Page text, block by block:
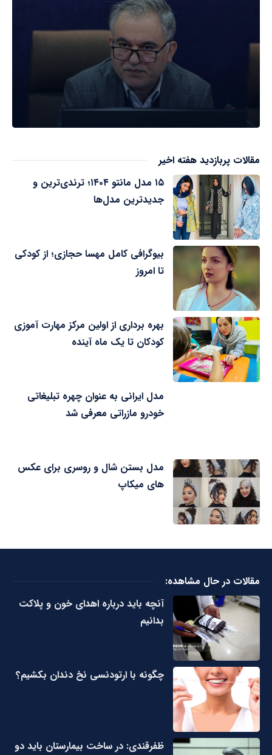
مقالات پربازدید هفته اخیر
۱۵ مدل مانتو ۱۴۰۴؛ ترندی‌ترین و
جدیدترین مدل‌ها
بیوگرافی کامل مهسا حجازی؛ از کودکی
تا امروز
بهره برداری از اولین مرکز مهارت آموزی
کودکان تا یک ماه آینده
مدل ایرانی به عنوان چهره تبلیغاتی
خودرو مازراتی معرفی شد
مدل بستن شال و روسری برای عکس
های میکاپ
مقالات در حال مشاهده:
آنچه باید درباره اهدای خون و پلاکت
بدانیم
چگونه با ارتودنسی نخ دندان بکشیم؟
ظفرقندی: در ساخت بیمارستان باید دو